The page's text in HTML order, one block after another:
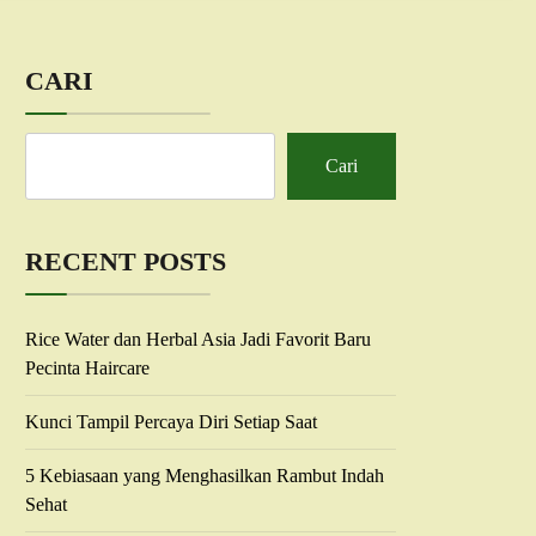
CARI
Cari
RECENT POSTS
Rice Water dan Herbal Asia Jadi Favorit Baru
Pecinta Haircare
Kunci Tampil Percaya Diri Setiap Saat
5 Kebiasaan yang Menghasilkan Rambut Indah
Sehat